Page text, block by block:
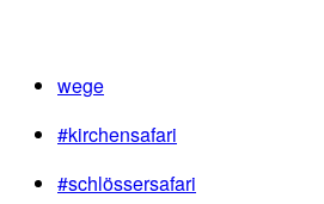
wege
#kirchensafari
#schlössersafari